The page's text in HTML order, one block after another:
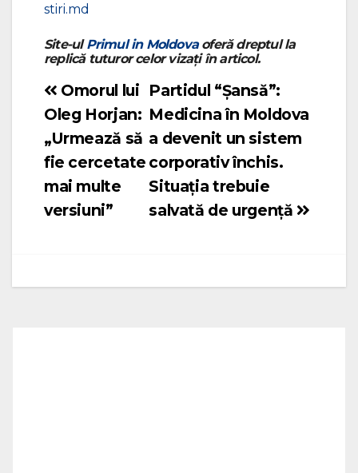
stiri.md
Site-ulPrimul in Moldovaoferă dreptul la
replică tuturor celor vizați în articol.
Navigare
în
articole
Partidul “Șansă”:
Medicina în Moldova
a devenit un sistem
corporativ închis.
Situația trebuie
salvată de urgență
Omorul lui
Oleg Horjan:
„Urmează să
fie cercetate
mai multe
versiuni”